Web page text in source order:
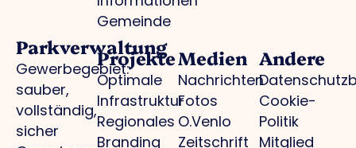
Gemeinde
Parkverwaltung
Gewerbegebiet:
sauber,
vollständig,
sicher
Projekte
Optimale
Infrastruktur
Regionales
Branding
Medien
Nachrichten
Fotos
O.Venlo
Zeitschrift
Andere
Cookie-
Politik
Mitglied